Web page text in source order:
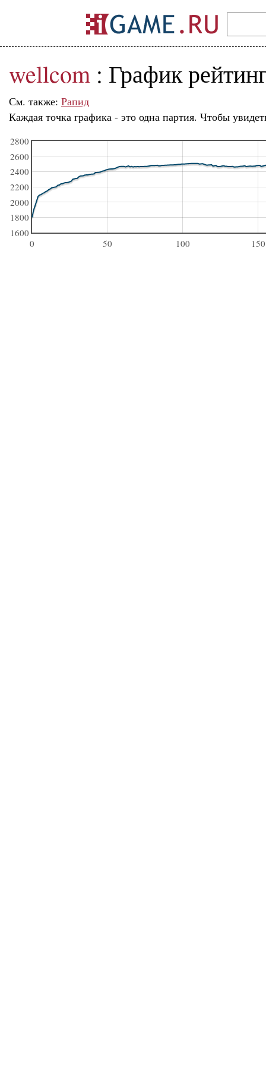
wellcom : График
См. также: Рапид
Каждая точка графика - это одна партия. Чтобы
0 50 100 150
1600
1800
2000
2200
2400
2600
2800